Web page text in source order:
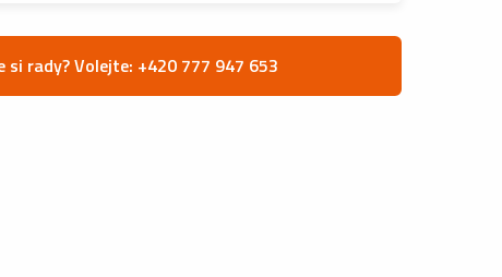
si rady? Volejte: +420 777 947 653